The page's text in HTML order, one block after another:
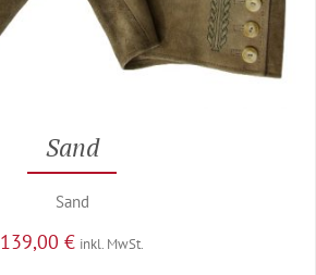
Sand
Sand
139,00 € inkl. MwSt.